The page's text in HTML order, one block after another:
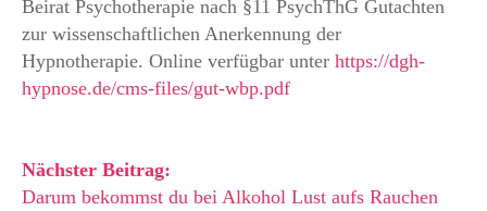
Beirat Psychotherapie nach §11 PsychThG Gutachten
zur wissenschaftlichen Anerkennung der
Hypnotherapie. Online verfügbar unter https://dgh-
hypnose.de/cms-files/gut-wbp.pdf
Nächster Beitrag:
Darum bekommst du bei Alkohol Lust aufs Rauchen